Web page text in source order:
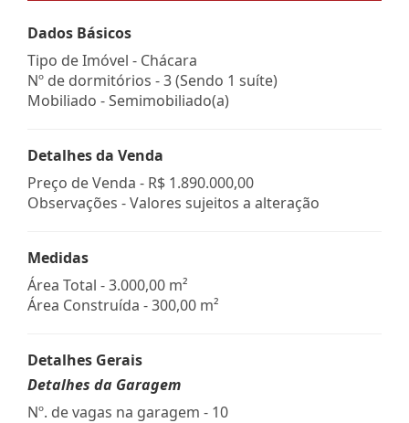
Dados Básicos
Tipo de Imóvel - Chácara
Nº de dormitórios - 3 (Sendo 1 suíte)
Mobiliado - Semimobiliado(a)
Detalhes da Venda
Preço de Venda - R$ 1.890.000,00
Observações - Valores sujeitos a alteração
Medidas
Área Total - 3.000,00 m²
Área Construída - 300,00 m²
Detalhes Gerais
Detalhes da Garagem
Nº. de vagas na garagem - 10